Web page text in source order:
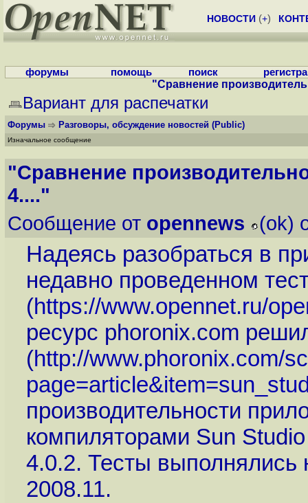
НОВОСТИ (+)
форумы помощь поиск
"Сравнение
Вариант для распечатки
Форумы Разговоры, обсуждение новостей (Public)
Изначальное сообщение
"Сравнение
4...."
Сообщение от opennews (ok)
Надеясь разобраться в
недавно проведенном
(https://www.opennet.ru/
ресурс phoronix.com
(http://www.phoronix.com/
производительности
компиляторами Sun
4.0.2. Тесты
2008.11.